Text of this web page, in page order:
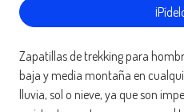
Zapatillas de trekking para
baja y media montaña en
lluvia, sol o nieve, ya que son